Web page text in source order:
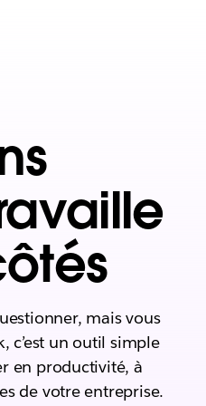
mais vous
c’est un outil simple
en productivité, à
de votre entreprise.